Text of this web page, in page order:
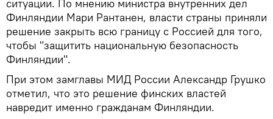
ситуации. По мнению министра внутренних дел
Финляндии Мари Рантанен, власти страны приняли
решение закрыть всю границу с Россией для того,
чтобы "защитить национальную безопасность
Финляндии".
При этом замглавы МИД России Александр Грушко
отметил, что это решение финских властей
навредит именно гражданам Финляндии.